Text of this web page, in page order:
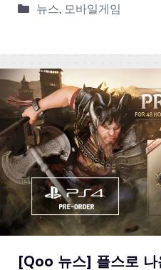
뉴스 모바일게임
[Qoo 뉴스] 플스로 나